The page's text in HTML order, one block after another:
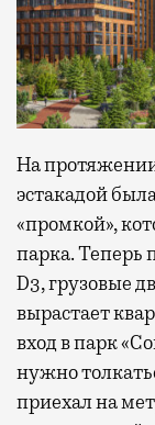
На
эстакадой
«промкой»,
парка. Теперь
D3, грузовые
вырастает
вход в парк
нужно
приехал на